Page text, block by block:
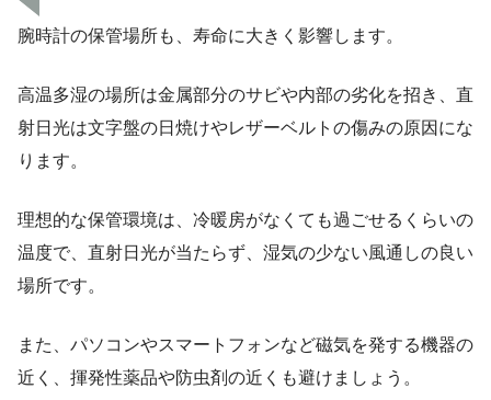
腕時計の保管場所も、寿命に大きく影響します。
高温多湿の場所は金属部分のサビや内部の劣化を招き、直
射日光は文字盤の日焼けやレザーベルトの傷みの原因にな
ります。
理想的な保管環境は、冷暖房がなくても過ごせるくらいの
温度で、直射日光が当たらず、湿気の少ない風通しの良い
場所です。
また、パソコンやスマートフォンなど磁気を発する機器の
近く、揮発性薬品や防虫剤の近くも避けましょう。